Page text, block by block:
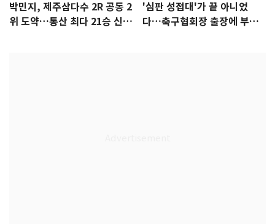
박민지, 제주삼다수 2R 공동 2
위 도약…통산 최다 21승 신기
'심판 성접대'가 끝 아니었
다…축구협회장 출장에 부인